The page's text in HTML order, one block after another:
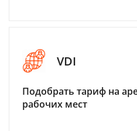
VDI
Подобрать тариф на
рабочих мест